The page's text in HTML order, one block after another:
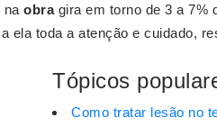
na obragira em torno de 3 a 7%
ela toda a atenção e cuidado,
Tópicos
Como tratar lesão no